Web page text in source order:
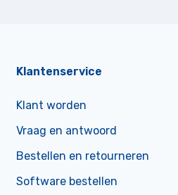
Klantenservice
Klant worden
Vraag en antwoord
Bestellen en retourneren
Software bestellen